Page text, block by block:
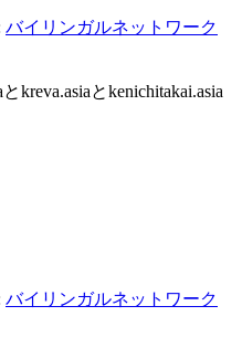
バイリンガルネットワーク
kreva.asiaとkenichitakai.asia
バイリンガルネットワーク